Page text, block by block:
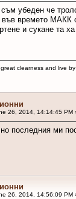
убеден че
времето МАКК
и сукане та
clearness and live
26, 2014, 14:14:45 PM
последния ми
26, 2014, 14:56:09 PM